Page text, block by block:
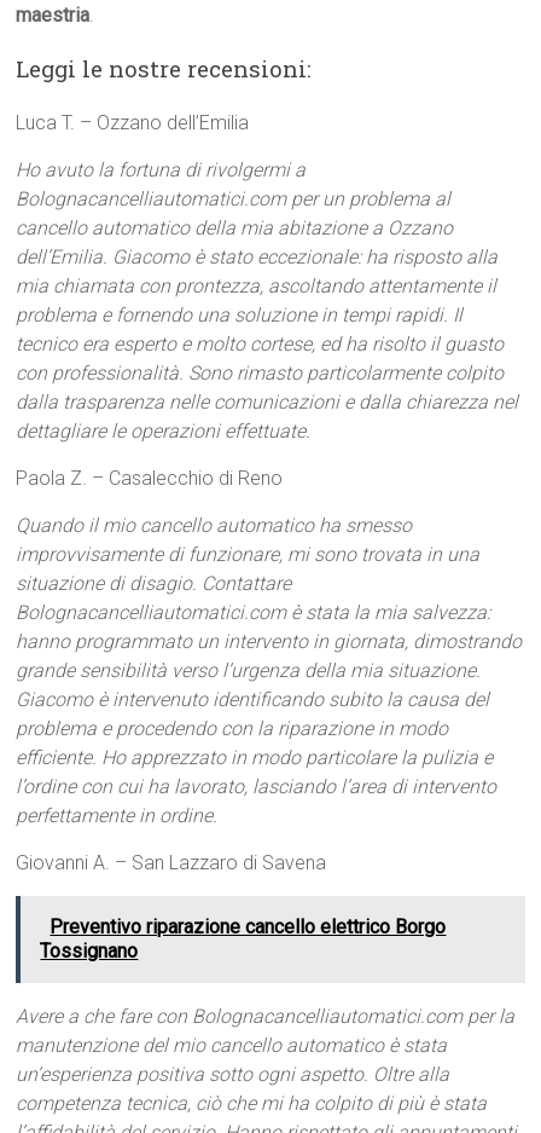
maestria.
Leggi le nostre recensioni:
Luca T. – Ozzano dell’Emilia
Ho avuto la fortuna di rivolgermi a
Bolognacancelliautomatici.com per un problema al
cancello automatico della mia abitazione a Ozzano
dell’Emilia. Giacomo è stato eccezionale: ha risposto alla
mia chiamata con prontezza, ascoltando attentamente il
problema e fornendo una soluzione in tempi rapidi. Il
tecnico era esperto e molto cortese, ed ha risolto il guasto
con professionalità. Sono rimasto particolarmente colpito
dalla trasparenza nelle comunicazioni e dalla chiarezza nel
dettagliare le operazioni effettuate.
Paola Z. – Casalecchio di Reno
Quando il mio cancello automatico ha smesso
improvvisamente di funzionare, mi sono trovata in una
situazione di disagio. Contattare
Bolognacancelliautomatici.com è stata la mia salvezza:
hanno programmato un intervento in giornata, dimostrando
grande sensibilità verso l’urgenza della mia situazione.
Giacomo è intervenuto identificando subito la causa del
problema e procedendo con la riparazione in modo
efficiente. Ho apprezzato in modo particolare la pulizia e
l’ordine con cui ha lavorato, lasciando l’area di intervento
perfettamente in ordine.
Giovanni A. – San Lazzaro di Savena
Preventivo riparazione cancello elettrico Borgo
Tossignano
Avere a che fare con Bolognacancelliautomatici.com per la
manutenzione del mio cancello automatico è stata
un’esperienza positiva sotto ogni aspetto. Oltre alla
competenza tecnica, ciò che mi ha colpito di più è stata